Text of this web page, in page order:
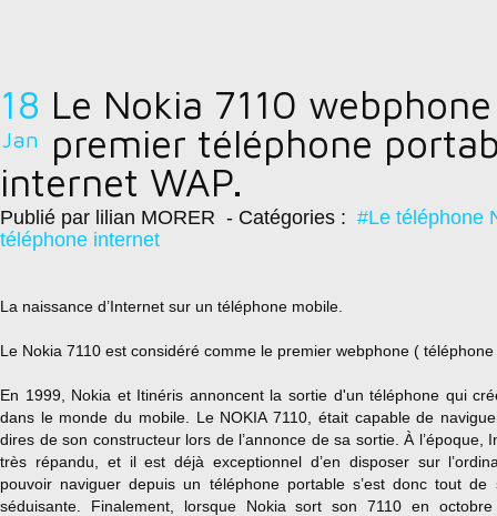
18
Jan
Le Nokia 7110
premier téléphone
internet WAP.
Publié par lilian MORER - Catégories : #Le téléphone
téléphone internet
La naissance d’Internet sur un téléphone mobile.
Le Nokia 7110 est considéré comme le premier webphone (
En 1999, Nokia et Itinéris annoncent la sortie d'un téléphone qui
dans le monde du mobile. Le NOKIA 7110, était capable de
dires de son constructeur lors de l’annonce de sa sortie. À l’époque,
très répandu, et il est déjà exceptionnel d’en disposer sur
pouvoir naviguer depuis un téléphone portable s’est donc tout
séduisante. Finalement, lorsque Nokia sort son 7110 en